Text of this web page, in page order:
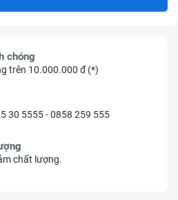
chóng
trên 10.000.000 đ (*)
30 5555 - 0858 259 555
chất lượng.